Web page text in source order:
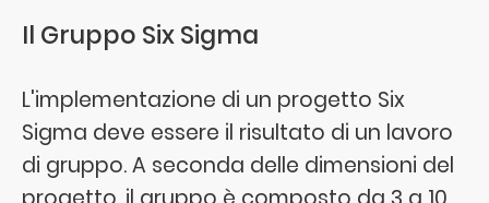
Il Gruppo Six Sigma
L'implementazione di un progetto Six
Sigma deve essere il risultato di un lavoro
di gruppo. A seconda delle dimensioni del